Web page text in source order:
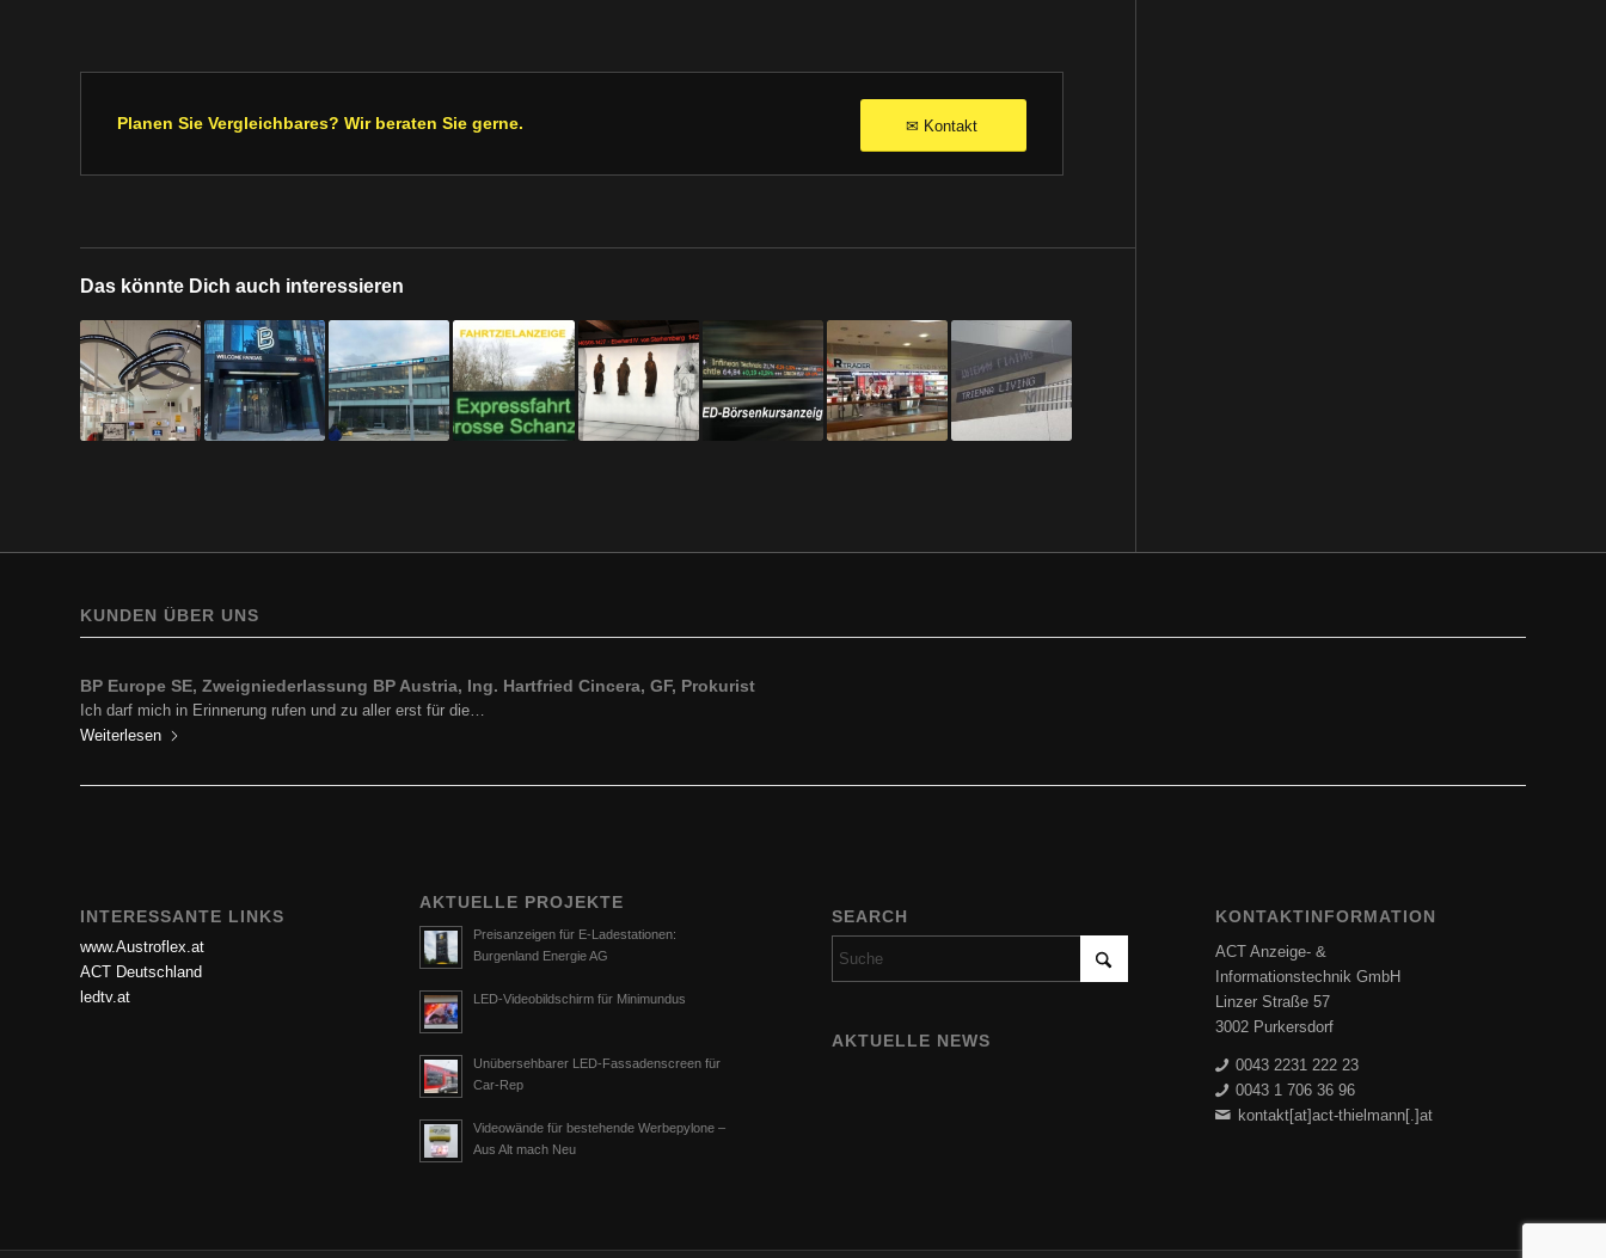
Planen Sie Vergleichbares? Wir beraten Sie gerne. ✉ Kontakt
Das könnte Dich auch interessieren
KUNDEN ÜBER UNS
BP Europe SE, Zweigniederlassung BP Austria, Ing. Hartfried Cincera, GF, Prokurist
Ich darf mich in Erinnerung rufen und zu aller erst für die…
Weiterlesen
INTERESSANTE LINKS
www.Austroflex.at
ACT Deutschland
ledtv.at
AKTUELLE PROJEKTE
Preisanzeigen für E-Ladestationen:
Burgenland Energie AG
LED-Videobildschirm für Minimundus
Unübersehbarer LED-Fassadenscreen für
Car-Rep
Videowände für bestehende Werbepylone –
Aus Alt mach Neu
SEARCH
AKTUELLE NEWS
KONTAKTINFORMATION
ACT Anzeige- &
Informationstechnik GmbH
Linzer Straße 57
3002 Purkersdorf
0043 2231 222 23
0043 1 706 36 96
kontakt[at]act-thielmann[.]at